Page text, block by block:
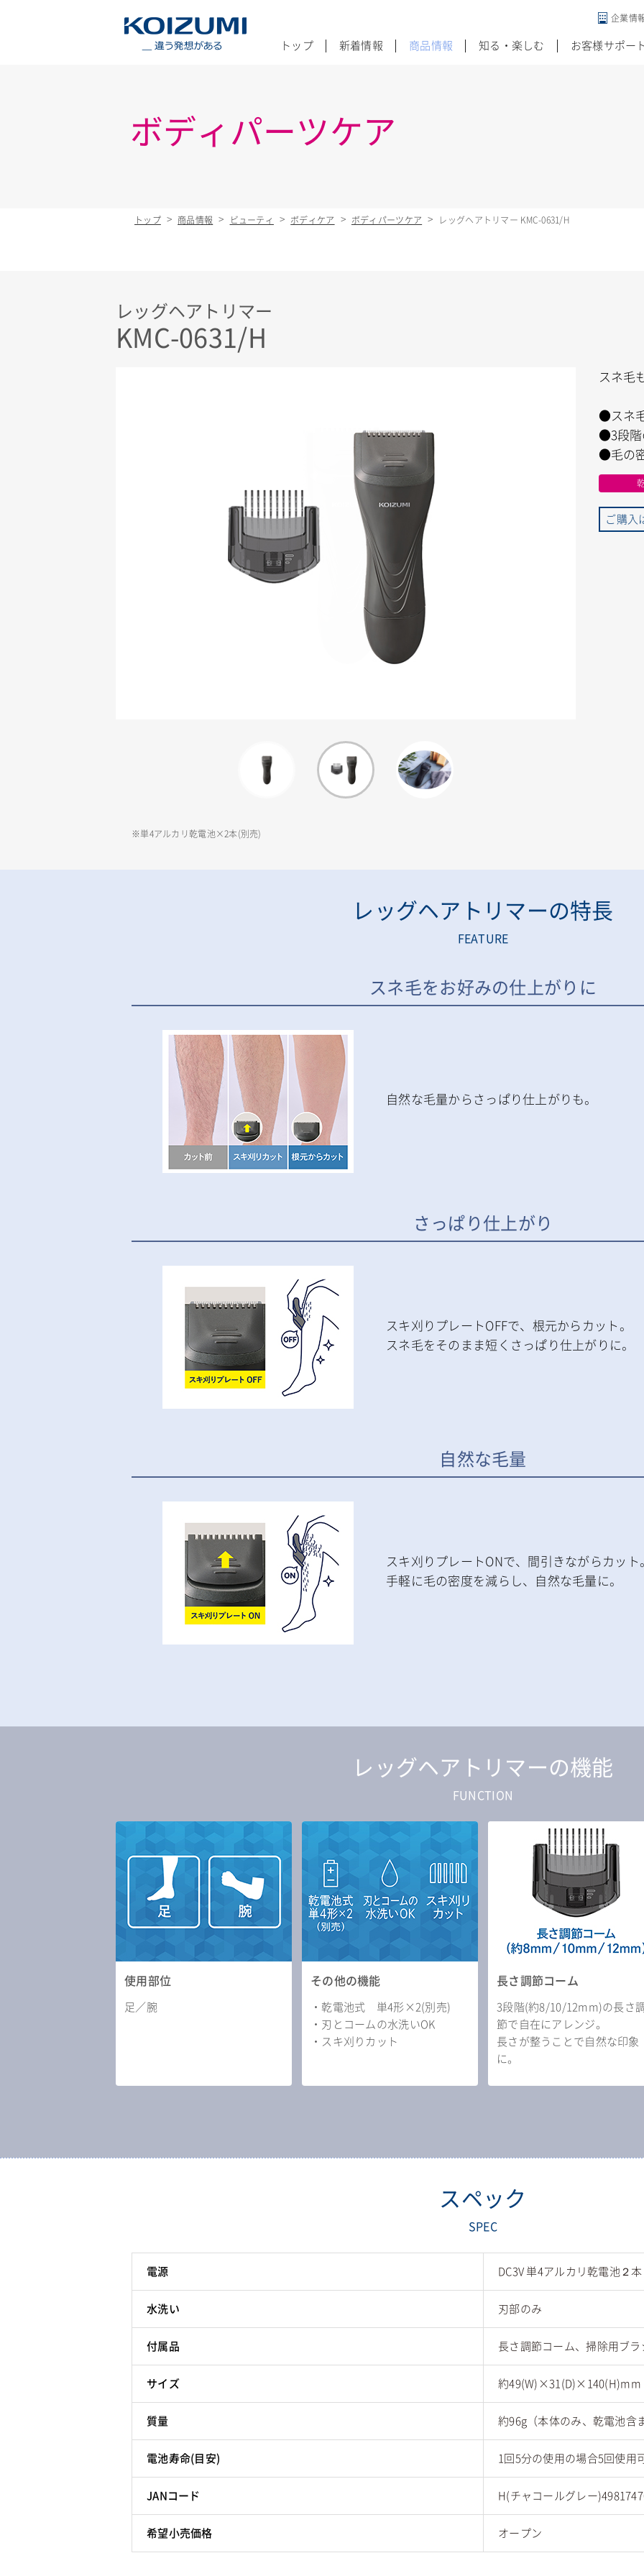
トップ 新着情報 商品情報 知る・楽しむ お客様サポー
企業情
ボディパーツケア
トップ 商品情報 ビューティ ボディケア ボディパーツケア レッグヘアトリマー KMC-0631/H
レッグヘアトリマー
KMC-0631/H
スネ毛
●スネ
●3段階
●毛の
ご購入
※単4アルカリ乾電池×2本(別売)
レッグヘアトリマーの特長
FEATURE
スネ毛をお好みの仕上がりに
自然な毛量からさっぱり仕上がりも。
さっぱり仕上がり
スキ刈りプレートOFFで、根元からカット。
スネ毛をそのまま短くさっぱり仕上がりに。
自然な毛量
スキ刈りプレートONで、間引きながらカット
手軽に毛の密度を減らし、自然な毛量に。
レッグヘアトリマーの機能
FUNCTION
使用部位
足／腕
その他の機能
・乾電池式 単4形×2(別売)
・刃とコームの水洗いOK
・スキ刈りカット
長さ調節コーム
3段階(約8/10/12mm)の長さ
節で自在にアレンジ。
長さが整うことで自然な印象
に。
スペック
SPEC
電源 DC3V 単4アルカリ乾電池２
水洗い 刃部のみ
付属品 長さ調節コーム、掃除用ブ
サイズ 約49(W)×31(D)×140(H)mm
質量 約96g（本体のみ、乾電池含
電池寿命(目安) 1回5分の使用の場合5回使用
JANコード H(チャコールグレー
希望小売価格 オープン